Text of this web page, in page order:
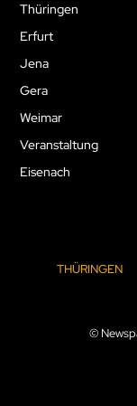
Thüringen
Erfurt
Jena
Gera
Weimar
Veranstaltung
Eisenach
THÜRINGEN
©